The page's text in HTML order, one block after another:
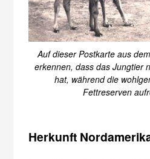
Auf dieser Postkarte aus
erkennen, dass das Jungtier
hat, während die
Fettreserven
Herkunft